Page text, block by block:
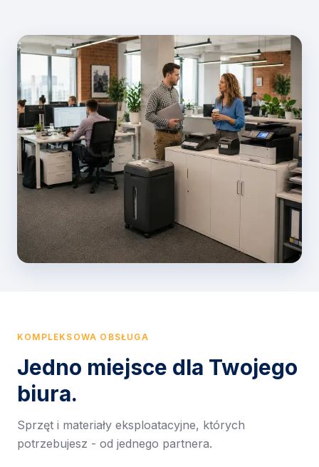
KOMPLEKSOWA OBSŁUGA
Jedno miejsce dla Twojego
biura.
Sprzęt i materiały eksploatacyjne, których
potrzebujesz - od jednego partnera.